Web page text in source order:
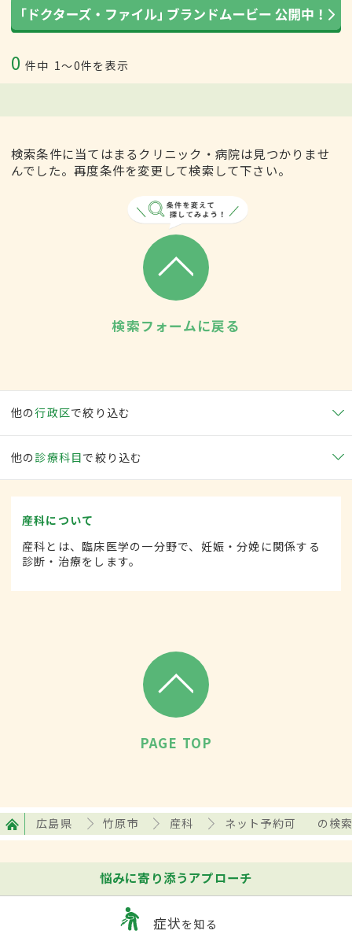
0 件中 1〜0件を表示
検索条件に当てはまるクリニック・病院は見つかりませ
んでした。再度条件を変更して検索して下さい。
検索フォームに戻る
他の行政区で絞り込む
他の 診療科目で絞り込む
産科について
産科とは、臨床医学の一分野で、妊娠・分娩に関係する
診断・治療をします。
PAGE TOP
広島県 竹原市 産科 ネット予約可 の検
悩みに寄り添うアプローチ
症状を知る